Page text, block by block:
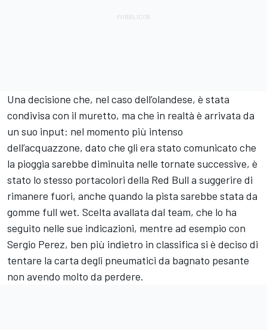
Una decisione che, nel caso dell’olandese, è stata
condivisa con il muretto, ma che in realtà è arrivata da
un suo input: nel momento più intenso
dell’acquazzone, dato che gli era stato comunicato che
la pioggia sarebbe diminuita nelle tornate successive, è
stato lo stesso portacolori della Red Bull a suggerire di
rimanere fuori, anche quando la pista sarebbe stata da
gomme full wet. Scelta avallata dal team, che lo ha
seguito nelle sue indicazioni, mentre ad esempio con
Sergio Perez, ben più indietro in classifica si è deciso di
tentare la carta degli pneumatici da bagnato pesante
non avendo molto da perdere.